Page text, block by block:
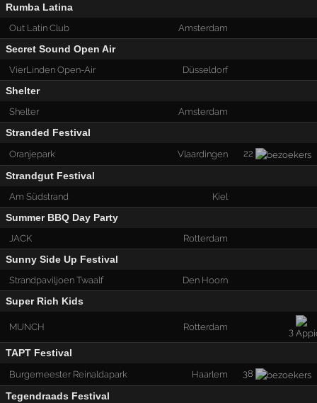
Rumba Latina
Out Latin Club Amsterdam
Secret Sound Open Air
VierLinden Open-Air Düsseldorf
Shelter
Shelter Amsterdam
Stranded Festival
Oranjepark Vlaardingen 22
Strandgut Festival
Am Südstrand Kiel
Summer BBQ Day Party
JACK Rotterdam
Sunny Side Up Festival
Strandpaviljoen Twaalf Den Hoorn
Super Rich Kids
MUNCH Rotterdam 3
TAPT Festival
Burgemeester Reinaldapark Haarlem 38
Tegendraads Festival